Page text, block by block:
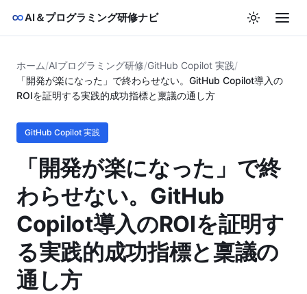
AI＆プログラミング研修ナビ
ホーム/AIプログラミング研修/GitHub Copilot 実践/
「開発が楽になった」で終わらせない。GitHub Copilot導入の
ROIを証明する実践的成功指標と稟議の通し方
GitHub Copilot 実践
「開発が楽になった」で終
わらせない。GitHub
Copilot導入のROIを証明す
る実践的成功指標と稟議の
通し方